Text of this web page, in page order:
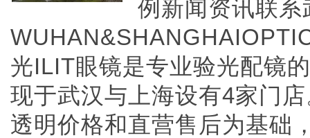
例新闻资讯联
光ILIT眼镜是专业验光配镜
现于武汉与上海设有4家门
透明价格和直营售后为基础